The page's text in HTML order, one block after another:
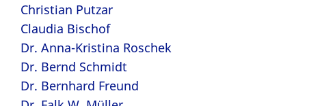
Christian Putzar
Claudia Bischof
Dr. Anna-Kristina Roschek
Dr. Bernd Schmidt
Dr. Bernhard Freund